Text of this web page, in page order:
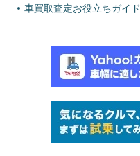
車買取査定お役立ちガイド